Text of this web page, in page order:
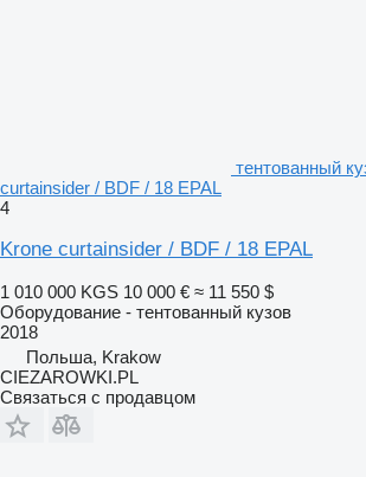
тентованный
curtainsider / BDF / 18 EPAL
4
Krone curtainsider / BDF / 18 EPAL
1 010 000 KGS 10 000 € ≈ 11 550 $
Оборудование - тентованный кузов
2018
Польша, Krakow
CIEZAROWKI.PL
Связаться с продавцом